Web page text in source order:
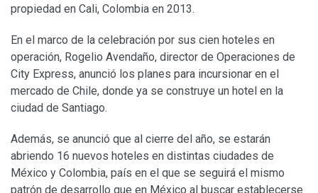
propiedad en Cali, Colombia en 2013.
En el marco de la celebración por sus cien hoteles en
operación, Rogelio Avendaño, director de Operaciones de
City Express, anunció los planes para incursionar en el
mercado de Chile, donde ya se construye un hotel en la
ciudad de Santiago.
Además, se anunció que al cierre del año, se estarán
abriendo 16 nuevos hoteles en distintas ciudades de
México y Colombia, país en el que se seguirá el mismo
patrón de desarrollo que en México al buscar establecerse